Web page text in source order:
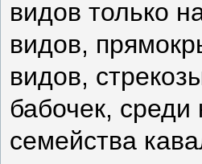
видов только
видов,
видов,
бабочек, среди
семейства